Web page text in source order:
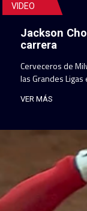
VIDEO
Jackson
carrera
Cerveceros de
las Grandes
VER MÁS